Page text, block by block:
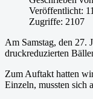
Veröffentlicht:
Zugriffe: 2107
Am Samstag, den 27.
druckreduzierten
Zum Auftakt hatten
Einzeln, mussten sich